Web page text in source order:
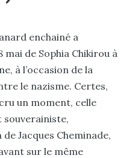
enchainé a
de Sophia Chikirou à
à l’occasion de la
le nazisme. Certes,
un moment, celle
souverainiste,
Jacques Cheminade,
sur le même